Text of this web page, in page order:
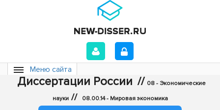
Меню сайта
Диссертации России // 08 - Экономические
науки // 08.00.14 - Мировая экономика